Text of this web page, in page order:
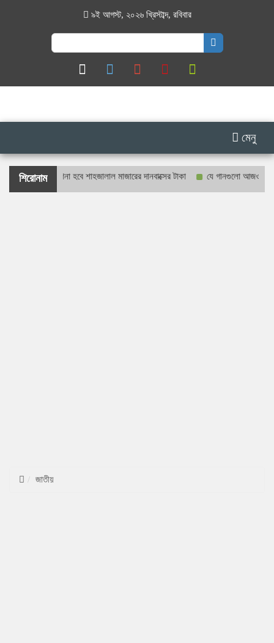
৯ই আগস্ট, ২০২৬ খ্রিস্টাব্দ, রবিবার
Search
for:
মেনু
শিরোনাম
প্রকাশ্যে গণনা হবে শাহজালাল মাজারের দানবাক্সের টাকা যে গানগুলো আজও ফিরিয়ে
জাতীয়